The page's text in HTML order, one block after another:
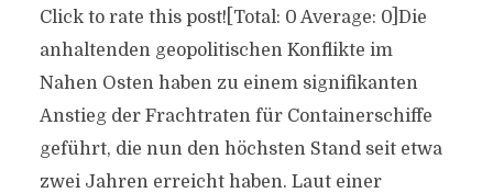
Click to rate this post![Total: 0 Average: 0]Die
anhaltenden geopolitischen Konflikte im
Nahen Osten haben zu einem signifikanten
Anstieg der Frachtraten für Containerschiffe
geführt, die nun den höchsten Stand seit etwa
zwei Jahren erreicht haben. Laut einer